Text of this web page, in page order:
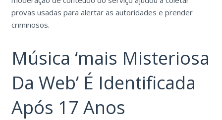
provas usadas para alertar as autoridades e prender
criminosos.
Música ‘mais Misteriosa
Da Web’ É Identificada
Após 17 Anos